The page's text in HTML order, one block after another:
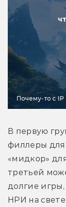
Почему-то с IP
В первую
филлеры
«мидкор»
третьей
долгие
НРИ на свете.